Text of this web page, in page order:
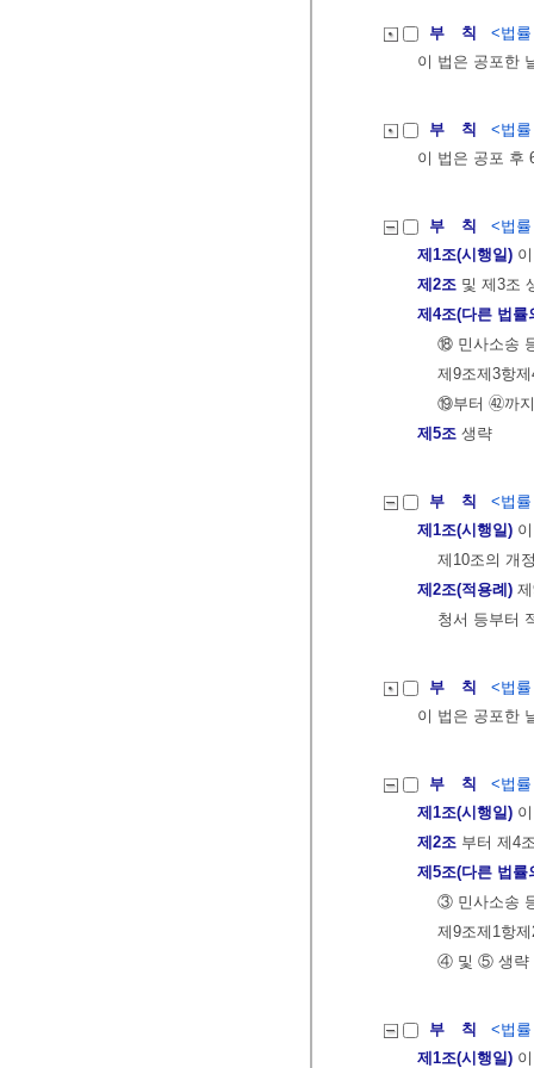
부 칙
<법
이 법은 공포한
부 칙
<법
이 법은 공포 후
부 칙
<법
제1조(시행일)
제2조 및 제3조
제4조(다른 법률
⑱ 민사소송
제9조제3항
⑲부터 ㊷까
제5조 생략
부 칙
<법
제1조(시행일)
제10조의 개
제2조(적용례)
청서 등부터
부 칙
<법
이 법은 공포한
부 칙
<법
제1조(시행일)
제2조 부터 제4
제5조(다른 법률
③ 민사소송
제9조제1항
④ 및 ⑤ 생략
부 칙
<법
제1조(시행일)